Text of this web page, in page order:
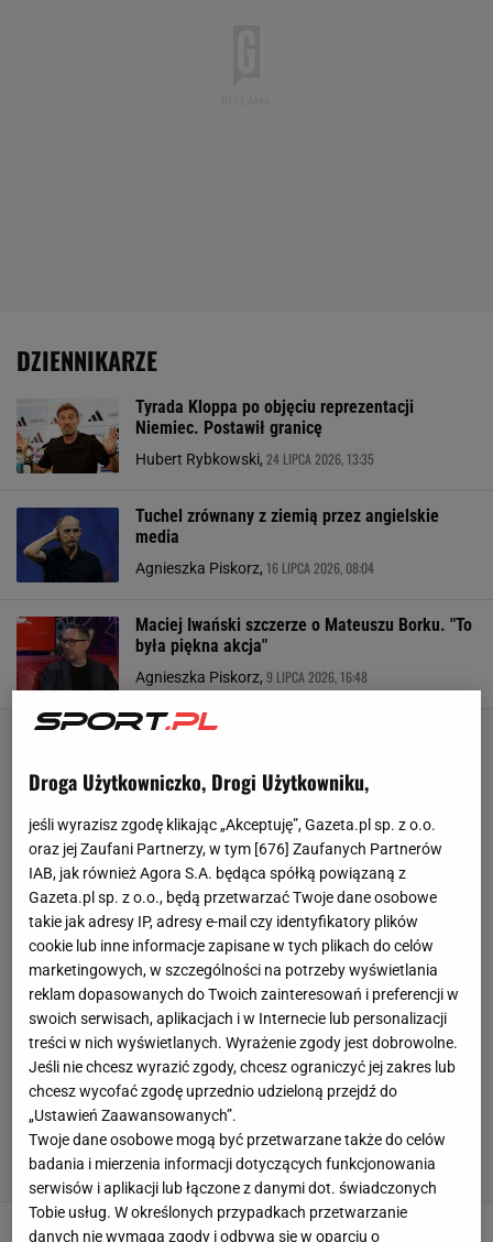
DZIENNIKARZE
Tyrada Kloppa po objęciu reprezentacji
Niemiec. Postawił granicę
Hubert Rybkowski, 24 LIPCA 2026, 13:35
Tuchel zrównany z ziemią przez angielskie
media
Agnieszka Piskorz, 16 LIPCA 2026, 08:04
Maciej Iwański szczerze o Mateuszu Borku. "To
była piękna akcja"
Agnieszka Piskorz, 9 LIPCA 2026, 16:48
"Szalony i żenujący incydent" przed meczem
Droga Użytkowniczko, Drogi Użytkowniku,
jeśli wyrazisz zgodę klikając „Akceptuję”, Gazeta.pl sp. z o.o.
oraz jej Zaufani Partnerzy, w tym [676] Zaufanych Partnerów
IAB, jak również Agora S.A. będąca spółką powiązaną z
Gazeta.pl sp. z o.o., będą przetwarzać Twoje dane osobowe
takie jak adresy IP, adresy e-mail czy identyfikatory plików
cookie lub inne informacje zapisane w tych plikach do celów
marketingowych, w szczególności na potrzeby wyświetlania
reklam dopasowanych do Twoich zainteresowań i preferencji w
swoich serwisach, aplikacjach i w Internecie lub personalizacji
treści w nich wyświetlanych. Wyrażenie zgody jest dobrowolne.
Jeśli nie chcesz wyrazić zgody, chcesz ograniczyć jej zakres lub
chcesz wycofać zgodę uprzednio udzieloną przejdź do
„Ustawień Zaawansowanych”.
Twoje dane osobowe mogą być przetwarzane także do celów
badania i mierzenia informacji dotyczących funkcjonowania
serwisów i aplikacji lub łączone z danymi dot. świadczonych
Tobie usług. W określonych przypadkach przetwarzanie
danych nie wymaga zgody i odbywa się w oparciu o